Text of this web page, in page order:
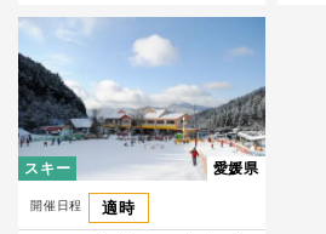
スキー 愛媛県
開催日程
適時